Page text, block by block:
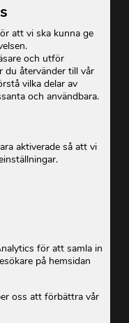
att vi ska kunna ge
och utför
du återvänder till vår
vilka delar av
och användbara.
aktiverade så att vi
för att samla in
på hemsidan
oss att förbättra vår